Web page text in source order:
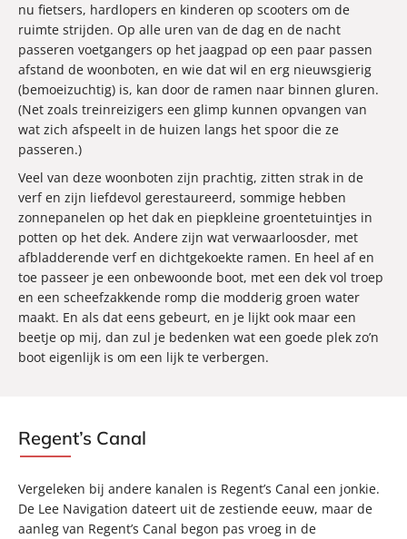
nu fietsers, hardlopers en kinderen op scooters om de
ruimte strijden. Op alle uren van de dag en de nacht
passeren voetgangers op het jaagpad op een paar passen
afstand de woonboten, en wie dat wil en erg nieuwsgierig
(bemoeizuchtig) is, kan door de ramen naar binnen gluren.
(Net zoals treinreizigers een glimp kunnen opvangen van
wat zich afspeelt in de huizen langs het spoor die ze
passeren.)
Veel van deze woonboten zijn prachtig, zitten strak in de
verf en zijn liefdevol gerestaureerd, sommige hebben
zonnepanelen op het dak en piepkleine groentetuintjes in
potten op het dek. Andere zijn wat verwaarloosder, met
afbladderende verf en dichtgekoekte ramen. En heel af en
toe passeer je een onbewoonde boot, met een dek vol troep
en een scheefzakkende romp die modderig groen water
maakt. En als dat eens gebeurt, en je lijkt ook maar een
beetje op mij, dan zul je bedenken wat een goede plek zo’n
boot eigenlijk is om een lijk te verbergen.
Regent’s Canal
Vergeleken bij andere kanalen is Regent’s Canal een jonkie.
De Lee Navigation dateert uit de zestiende eeuw, maar de
aanleg van Regent’s Canal begon pas vroeg in de